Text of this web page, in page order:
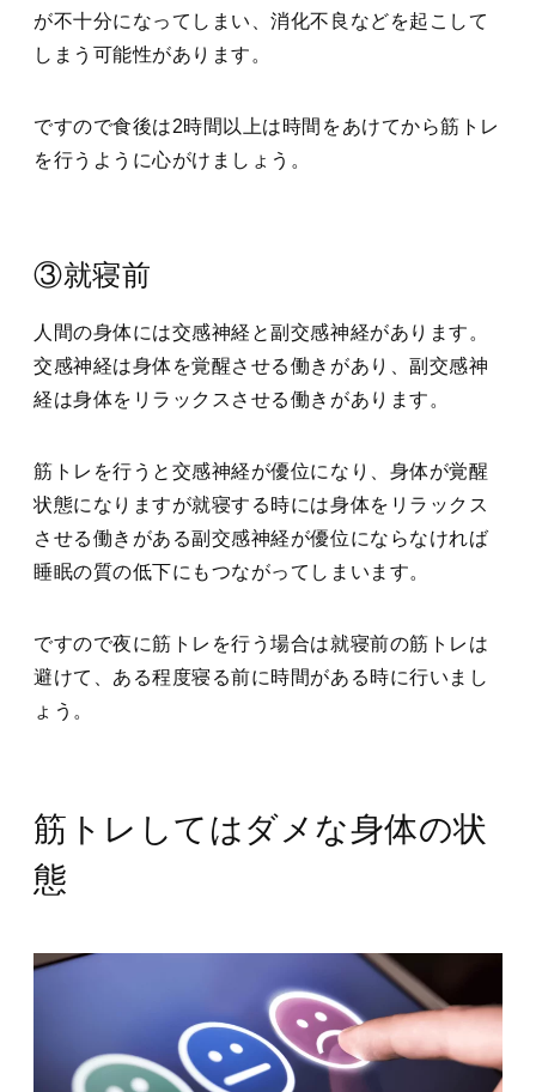
が不十分になってしまい、消化不良などを起こして
しまう可能性があります。
ですので食後は2時間以上は時間をあけてから筋トレ
を行うように心がけましょう。
③就寝前
人間の身体には交感神経と副交感神経があります。
交感神経は身体を覚醒させる働きがあり、副交感神
経は身体をリラックスさせる働きがあります。
筋トレを行うと交感神経が優位になり、身体が覚醒
状態になりますが就寝する時には身体をリラックス
させる働きがある副交感神経が優位にならなければ
睡眠の質の低下にもつながってしまいます。
ですので夜に筋トレを行う場合は就寝前の筋トレは
避けて、ある程度寝る前に時間がある時に行いまし
ょう。
筋トレしてはダメな身体の状
態